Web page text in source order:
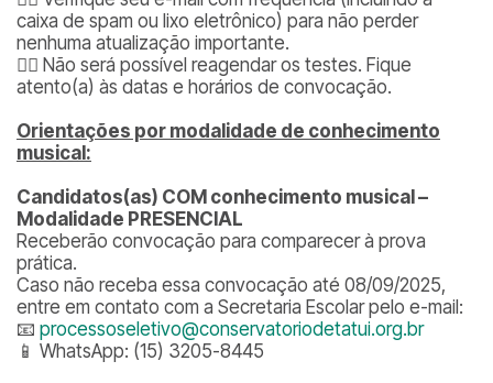
caixa de spam ou lixo eletrônico) para não perder
nenhuma atualização importante.
👉🏽 Não será possível reagendar os testes. Fique
atento(a) às datas e horários de convocação.
Orientações por modalidade de conhecimento
musical:
Candidatos(as) COM conhecimento musical –
Modalidade PRESENCIAL
Receberão convocação para comparecer à prova
prática.
Caso não receba essa convocação até 08/09/2025,
entre em contato com a Secretaria Escolar pelo e-mail:
📧 processoseletivo@conservatoriodetatui.org.br
📱 WhatsApp: (15) 3205-8445